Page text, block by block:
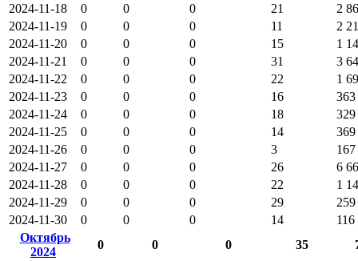
2024-11-18
0 0 0 21
2
2024-11-19
0 0 0 11
2
2024-11-20
0 0 0 15
1
2024-11-21
0 0 0 31
3
2024-11-22
0 0 0 22
1
2024-11-23
0 0 0 16
363
2024-11-24
0 0 0 18
329
2024-11-25
0 0 0 14
369
2024-11-26
0 0 0 3
167
2024-11-27
0 0 0 26
6
2024-11-28
0 0 0 22
1
2024-11-29
0 0 0 29
259
2024-11-30
0 0 0 14
116
Октябрь
2024
0 0 0 35